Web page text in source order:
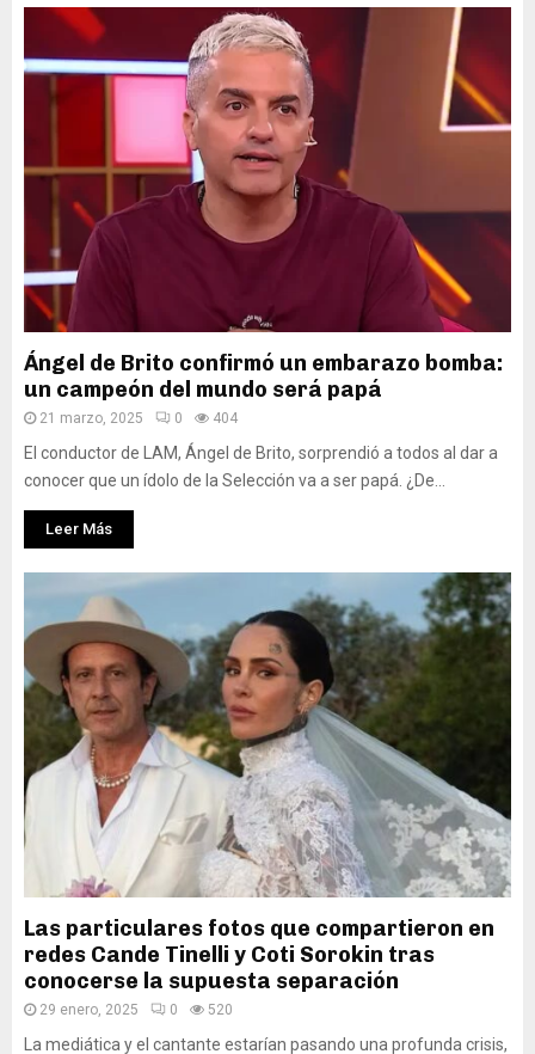
Ángel de Brito confirmó un embarazo bomba:
un campeón del mundo será papá
21 marzo, 2025 0 404
El conductor de LAM, Ángel de Brito, sorprendió a todos al dar a
conocer que un ídolo de la Selección va a ser papá. ¿De...
Leer Más
Las particulares fotos que compartieron en
redes Cande Tinelli y Coti Sorokin tras
conocerse la supuesta separación
29 enero, 2025 0 520
La mediática y el cantante estarían pasando una profunda crisis,